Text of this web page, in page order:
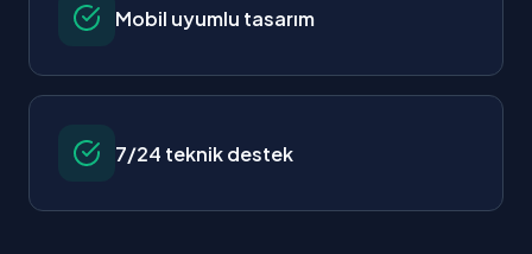
Mobil uyumlu tasarım
7/24 teknik destek